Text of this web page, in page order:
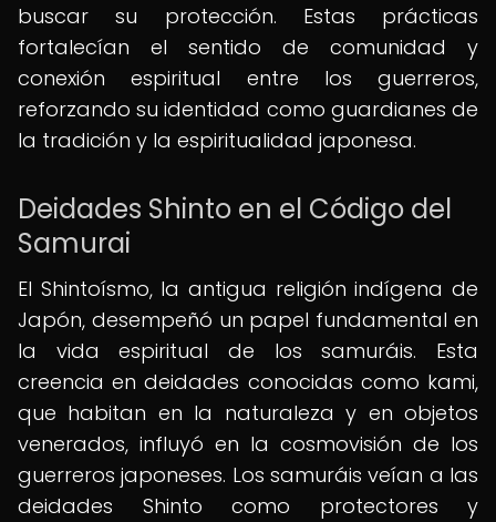
buscar su protección. Estas prácticas
fortalecían el sentido de comunidad y
conexión espiritual entre los guerreros,
reforzando su identidad como guardianes de
la tradición y la espiritualidad japonesa.
Deidades Shinto en el Código del
Samurai
El Shintoísmo, la antigua religión indígena de
Japón, desempeñó un papel fundamental en
la vida espiritual de los samuráis. Esta
creencia en deidades conocidas como kami,
que habitan en la naturaleza y en objetos
venerados, influyó en la cosmovisión de los
guerreros japoneses. Los samuráis veían a las
deidades Shinto como protectores y